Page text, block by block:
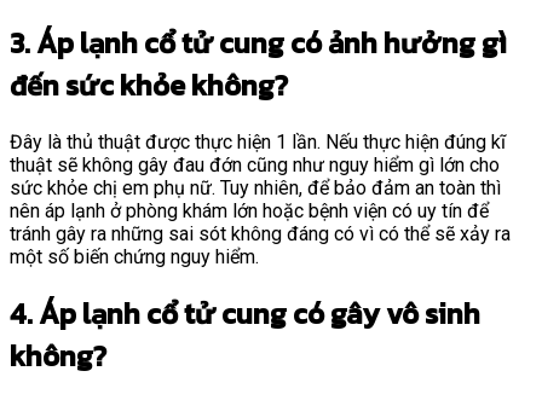
3. Áp lạnh cổ tử cung có ảnh hưởng gì
đến sức khỏe không?
Đây là thủ thuật được thực hiện 1 lần. Nếu thực hiện đúng kĩ
thuật sẽ không gây đau đớn cũng như nguy hiểm gì lớn cho
sức khỏe chị em phụ nữ. Tuy nhiên, để bảo đảm an toàn thì
nên áp lạnh ở phòng khám lớn hoặc bệnh viện có uy tín để
tránh gây ra những sai sót không đáng có vì có thể sẽ xảy ra
một số biến chứng nguy hiểm.
4. Áp lạnh cổ tử cung có gây vô sinh
không?